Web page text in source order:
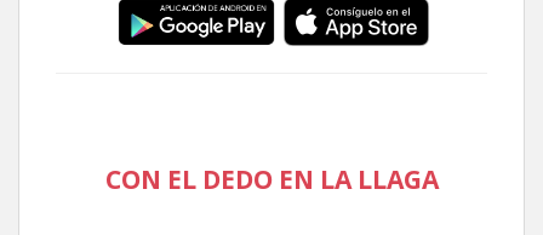
CON EL DEDO EN LA LLAGA